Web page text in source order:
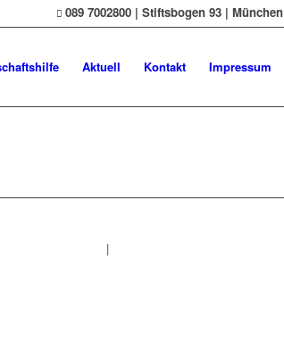
089 7002800 | Stiftsbogen 93 | München
Aktuell Kontakt Impressum
|